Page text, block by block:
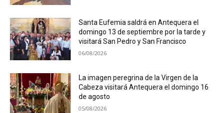
Santa Eufemia saldrá en Antequera el
domingo 13 de septiembre por la tarde y
visitará San Pedro y San Francisco
06/08/2026
La imagen peregrina de la Virgen de la
Cabeza visitará Antequera el domingo 16
de agosto
05/08/2026